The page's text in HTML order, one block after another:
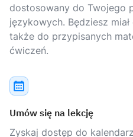
dostosowany do Twojego
językowych. Będziesz
także do przypisanych
ćwiczeń.
Umów się na lekcję
Zyskaj dostęp do